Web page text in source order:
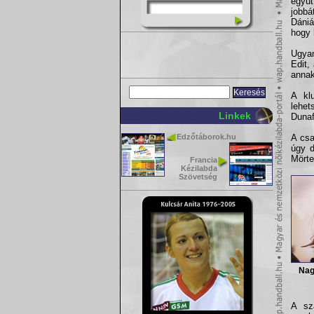
Linkek
Edzőtáborok.hu
Francia
Kézilabda
Szövetség
hogy
Edit,
A
A
úgy
A